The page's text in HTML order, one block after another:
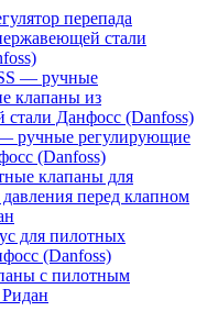
перепада
стали
— ручные
клапаны из
Данфосс (Danfoss)
ручные регулирующие
(Danfoss)
клапаны для
перед клапном
для пилотных
(Danfoss)
с пилотным